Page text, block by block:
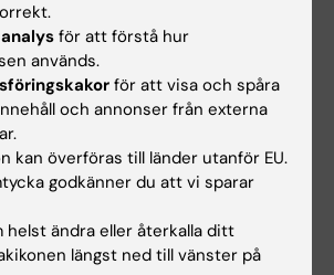
inkluderar
expertföreläsningar
Särskild vikt
learning och självstudier (både
praktiska) i grupp och på
vägleds av mentorer i
analys för att förstå hur
används.
för att visa och spåra
och annonser från externa
kan överföras till länder utanför EU.
godkänner du att vi sparar
helst ändra eller återkalla ditt
längst ned till vänster på